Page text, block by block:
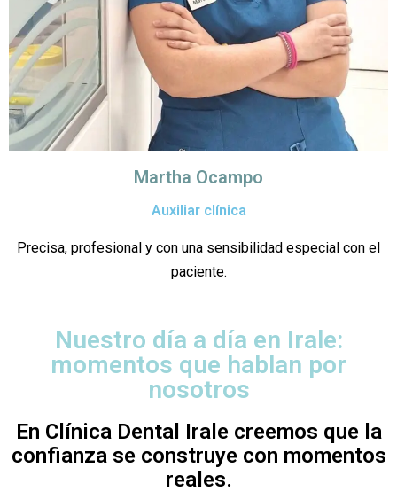
Martha Ocampo
Auxiliar clínica
Precisa, profesional y con una sensibilidad especial con el
paciente.
Nuestro día a día en Irale:
momentos que hablan por
nosotros
En Clínica Dental Irale creemos que la
confianza se construye con momentos
reales.